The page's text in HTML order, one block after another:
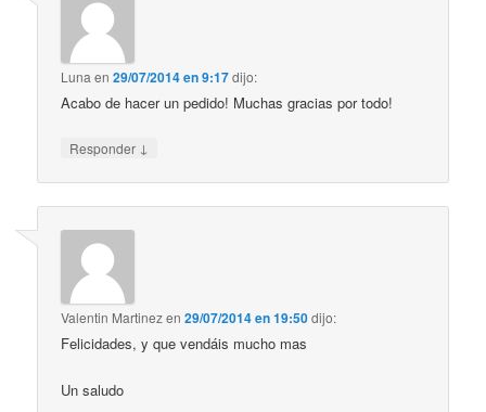
Luna en29/07/2014 en 9:17dijo:
Acabo de hacer un pedido! Muchas gracias por todo!
Responder ↓
Valentin Martinezen29/07/2014 en 19:50dijo:
Felicidades, y que vendáis mucho mas
Un saludo